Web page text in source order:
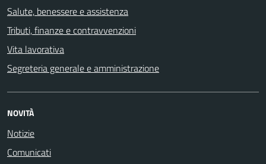
Salute, benessere e assistenza
Tributi, finanze e contravvenzioni
Vita lavorativa
Segreteria generale e amministrazione
NOVITÀ
Notizie
Comunicati